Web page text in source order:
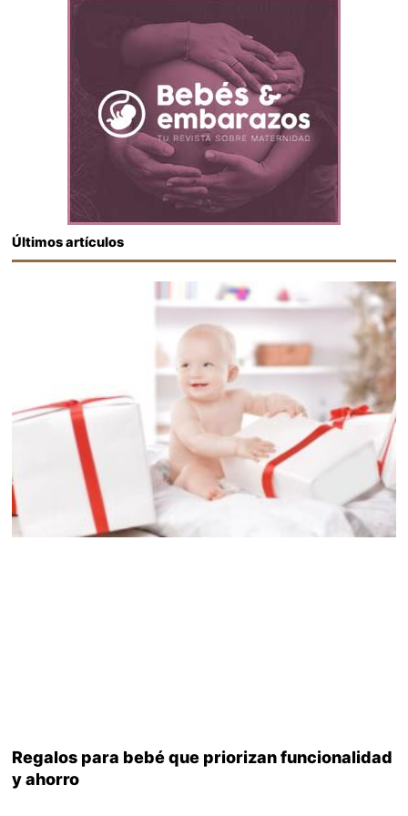
Últimos artículos
Regalos para bebé que priorizan funcionalidad
y ahorro